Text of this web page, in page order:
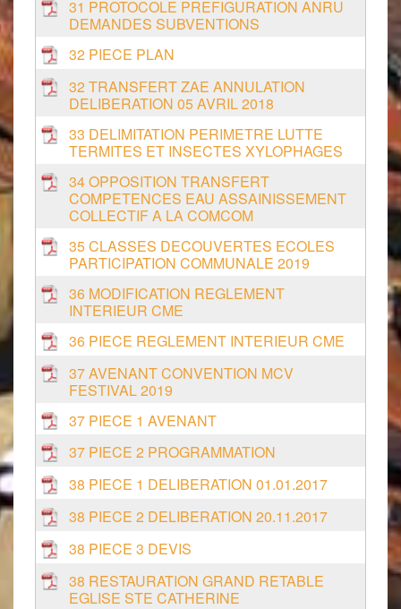
31 PROTOCOLE PREFIGURATION ANRU
DEMANDES SUBVENTIONS
32 PIECE PLAN
32 TRANSFERT ZAE ANNULATION
DELIBERATION 05 AVRIL 2018
33 DELIMITATION PERIMETRE LUTTE
TERMITES ET INSECTES XYLOPHAGES
34 OPPOSITION TRANSFERT
COMPETENCES EAU ASSAINISSEMENT
COLLECTIF A LA COMCOM
35 CLASSES DECOUVERTES ECOLES
PARTICIPATION COMMUNALE 2019
36 MODIFICATION REGLEMENT
INTERIEUR CME
36 PIECE REGLEMENT INTERIEUR CME
37 AVENANT CONVENTION MCV
FESTIVAL 2019
37 PIECE 1 AVENANT
37 PIECE 2 PROGRAMMATION
38 PIECE 1 DELIBERATION 01.01.2017
38 PIECE 2 DELIBERATION 20.11.2017
38 PIECE 3 DEVIS
38 RESTAURATION GRAND RETABLE
EGLISE STE CATHERINE